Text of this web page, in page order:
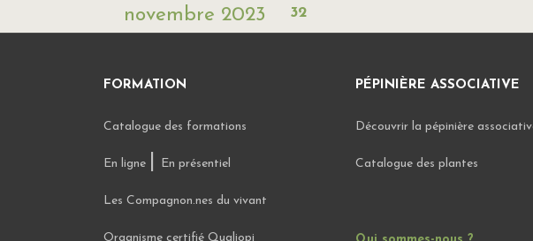
novembre 2023 32
FORMATION
Catalogue des formations
En ligne En présentiel
Les Compagnon.nes du vivant
Organisme certifié Qualiopi
PÉPINIÈRE ASSOCIATIVE
Découvrir la pépinière
Catalogue des plantes